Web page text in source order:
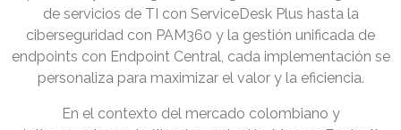
de servicios de TI con ServiceDesk Plus hasta la
ciberseguridad con PAM360 y la gestión unificada de
endpoints con Endpoint Central, cada implementación se
personaliza para maximizar el valor y la eficiencia.
En el contexto del mercado colombiano y